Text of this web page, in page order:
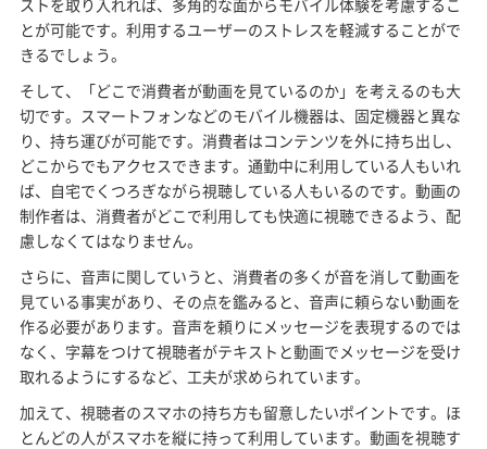
ストを取り入れれば、多角的な面からモバイル体験を考慮するこ
とが可能です。利用するユーザーのストレスを軽減することがで
きるでしょう。
そして、「どこで消費者が動画を見ているのか」を考えるのも大
切です。スマートフォンなどのモバイル機器は、固定機器と異な
り、持ち運びが可能です。消費者はコンテンツを外に持ち出し、
どこからでもアクセスできます。通勤中に利用している人もいれ
ば、自宅でくつろぎながら視聴している人もいるのです。動画の
制作者は、消費者がどこで利用しても快適に視聴できるよう、配
慮しなくてはなりません。
さらに、音声に関していうと、消費者の多くが音を消して動画を
見ている事実があり、その点を鑑みると、音声に頼らない動画を
作る必要があります。音声を頼りにメッセージを表現するのでは
なく、字幕をつけて視聴者がテキストと動画でメッセージを受け
取れるようにするなど、工夫が求められています。
加えて、視聴者のスマホの持ち方も留意したいポイントです。ほ
とんどの人がスマホを縦に持って利用しています。動画を視聴す